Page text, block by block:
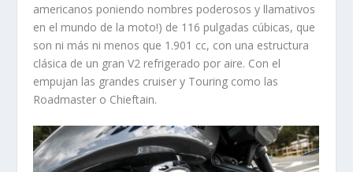
americanos poniendo nombres poderosos y llamativos
en el mundo de la moto!) de 116 pulgadas cúbicas, que
son ni más ni menos que 1.901 cc, con una estructura
clásica de un gran V2 refrigerado por aire. Con el
empujan las grandes cruiser y Touring como las
Roadmaster o Chieftain.